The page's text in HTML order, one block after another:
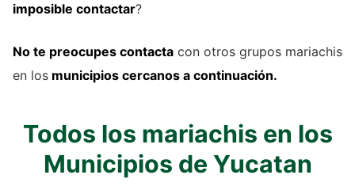
imposible contactar?
No te preocupes contacta con otros grupos mariachis
en los municipios cercanos a continuación.
Todos los mariachis en los
Municipios de Yucatan